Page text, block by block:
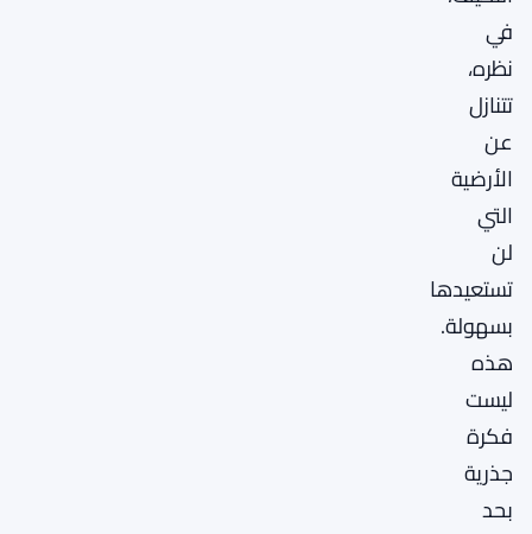
في
نظره،
تتنازل
عن
الأرضية
التي
لن
تستعيدها
بسهولة.
هذه
ليست
فكرة
جذرية
بحد